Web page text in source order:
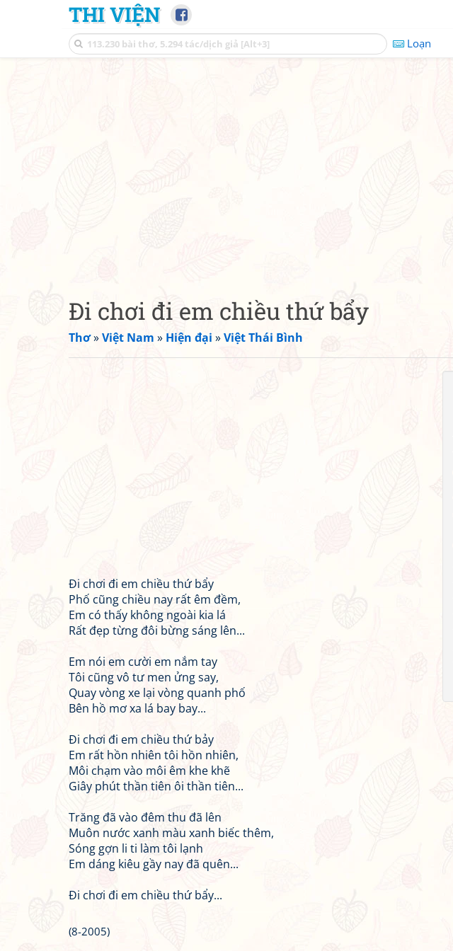
THI VIỆN
Loạn
Đi chơi đi em chiều thứ bẩy
Thơ»Việt Nam » Hiện đại »Việt Thái Bình
Đi chơi đi em chiều thứ bẩy
Phố cũng chiều nay rất êm đềm,
Em có thấy không ngoài kia lá
Rất đẹp từng đôi bừng sáng lên...
Em nói em cười em nắm tay
Tôi cũng vô tư men ửng say,
Quay vòng xe lại vòng quanh phố
Bên hồ mơ xa lá bay bay...
Đi chơi đi em chiều thứ bảy
Em rất hồn nhiên tôi hồn nhiên,
Môi chạm vào môi êm khe khẽ
Giây phút thần tiên ôi thần tiên...
Trăng đã vào đêm thu đã lên
Muôn nước xanh màu xanh biếc thêm,
Sóng gợn li ti làm tôi lạnh
Em dáng kiêu gầy nay đã quên...
Đi chơi đi em chiều thứ bẩy...
(8-2005)